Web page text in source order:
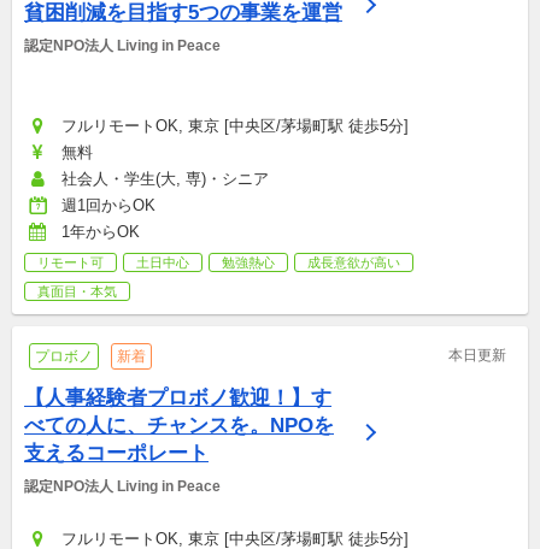
貧困削減を目指す5つの事業を運営
認定NPO法人 Living in Peace
フルリモートOK, 東京 [中央区/茅場町駅 徒歩5分]
無料
社会人・学生(大, 専)・シニア
週1回からOK
1年からOK
リモート可 土日中心 勉強熱心
成長意欲が高い
真面目・本気
プロボノ 新着 本日更新
【人事経験者プロボノ歓迎！】す
べての人に、チャンスを。NPOを
支えるコーポレート
認定NPO法人 Living in Peace
フルリモートOK, 東京 [中央区/茅場町駅 徒歩5分]